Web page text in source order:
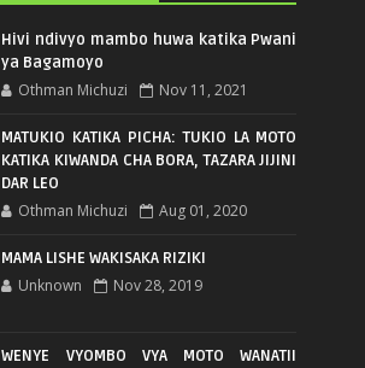
Hivi ndivyo mambo huwa katika Pwani
ya Bagamoyo
Othman Michuzi Nov 11, 2021
MATUKIO KATIKA PICHA: TUKIO LA MOTO
KATIKA KIWANDA CHA BORA, TAZARA JIJINI
DAR LEO
Othman Michuzi Aug 01, 2020
MAMA LISHE WAKISAKA RIZIKI
Unknown Nov 28, 2019
WENYE VYOMBO VYA MOTO WANATII